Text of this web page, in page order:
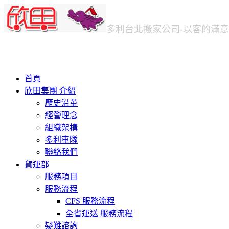
多利台北搬家公司 -以客的滿
首頁
欣田集團 介紹
歷史沿革
經營理念
組織架構
多利車隊
聯絡我們
貨運部
服務項目
服務流程
CFS 服務流程
全省運送 服務流程
疑難諮詢